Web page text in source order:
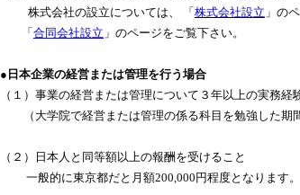
株式会社の設立については、 「 株式会社設立 」の
「 合同会社設立 」のページをご覧下さい。
●日本企業の経営または管理を行う場合
（１）事業の経営または管理について３年以上の実務経
（大学院で経営または管理の係る科目を勉強した期間
（２）日本人と同等額以上の報酬を受けること
一般的に東京都だと月額200,000円程度となります。